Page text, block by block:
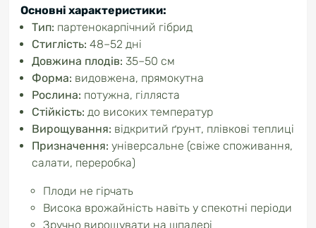
Основні характеристики:
Тип: партенокарпічний гібрид
Стиглість: 48–52 дні
Довжина плодів: 35–50 см
Форма: видовжена, прямокутна
Рослина: потужна, гілляста
Стійкість: до високих температур
Вирощування: відкритий ґрунт, плівкові теплиці
Призначення: універсальне (свіже споживання,
салати, переробка)
Плоди не гірчать
Висока врожайність навіть у спекотні періоди
Зручно вирощувати на шпалері